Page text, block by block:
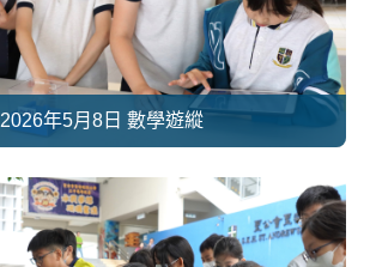
2026年5月8日 數學遊縱